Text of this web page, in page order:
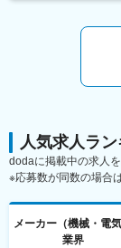
自動車業
から信頼
■組織構成
買取実績、
・各種圧
開発、工程
・サンプ
・既存製
取、調整
elements
■組織構成
センサ素
代以上2名）
温厚で協調
が多いです。
人気求人ラ
dodaに掲載中の求人
※応募数が同数の場合
メーカー（機械・電気
業界